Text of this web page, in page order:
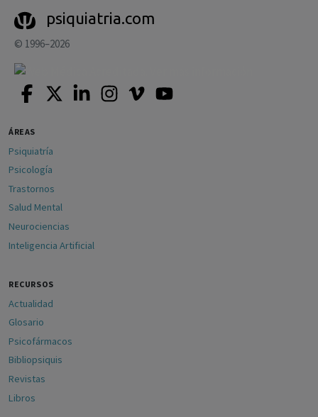
psiquiatria.com
© 1996–2026
ÁREAS
Psiquiatría
Psicología
Trastornos
Salud Mental
Neurociencias
Inteligencia Artificial
RECURSOS
Actualidad
Glosario
Psicofármacos
Bibliopsiquis
Revistas
Libros